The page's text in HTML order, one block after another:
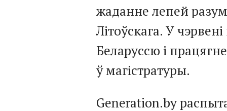
жаданне лепей
Літоўскага. У
Беларуссю і
ў магістратуры.
Generation.by